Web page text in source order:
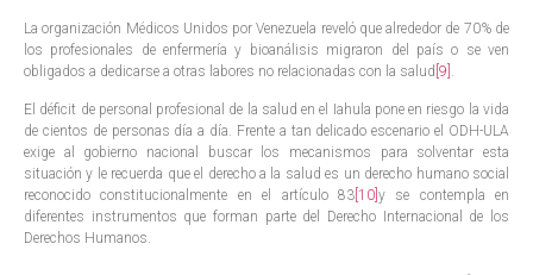
La organización Médicos Unidos por Venezuela reveló que alrededor de 70% de
los profesionales de enfermería y bioanálisis migraron del país o se ven
obligados a dedicarse a otras labores no relacionadas con la salud [9]
El déficit de personal profesional de la salud en el Iahula pone en riesgo la vida
de cientos de personas día a día. Frente a tan delicado escenario el ODH-ULA
exige al gobierno nacional buscar los mecanismos para solventar esta
situación y le recuerda que el derecho a la salud es un derecho humano social
reconocido constitucionalmente en el artículo 83[10] y se contempla en
diferentes instrumentos que forman parte del Derecho Internacional de los
Derechos Humanos.